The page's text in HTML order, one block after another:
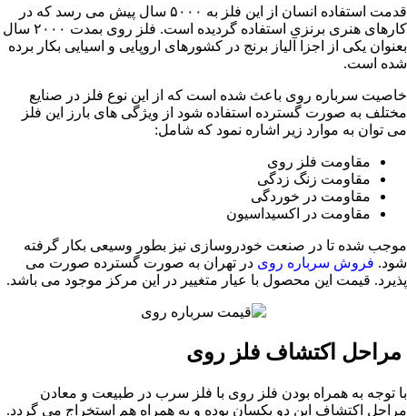
قدمت استفاده انسان از این فلز به ۵۰۰۰ سال پیش می رسد که در
کارهای هنری برنزی استفاده گردیده است. فلز روی بمدت ۲۰۰۰ سال
بعنوان یکی از اجزا آلیاز برنج در کشورهای اروپایی و اسیایی بکار برده
شده است.
خاصیت سرباره روی باعث شده است که از این نوع فلز در صنایع
مختلف به صورت گسترده استفاده شود از ویژگی های بارز این فلز
می توان به موارد زیر اشاره نمود که شامل:
مقاومت فلز روی
مقاومت زنگ زدگی
مقاومت در خوردگی
مقاومت در اکسیداسیون
موجب شده تا در صنعت خودروسازی نیز بطور وسیعی بکار گرفته
شود. فروش سرباره روی در تهران به صورت گسترده صورت می
پذیرد. قیمت این محصول با عیار متغییر در این مرکز موجود می باشد.
مراحل اکتشاف فلز روی
با توجه به همراه بودن فلز روی با فلز سرب در طبیعت و معادن
مراحل اکتشاف این دو یکسان بوده و به همراه هم استخراج می گردد.